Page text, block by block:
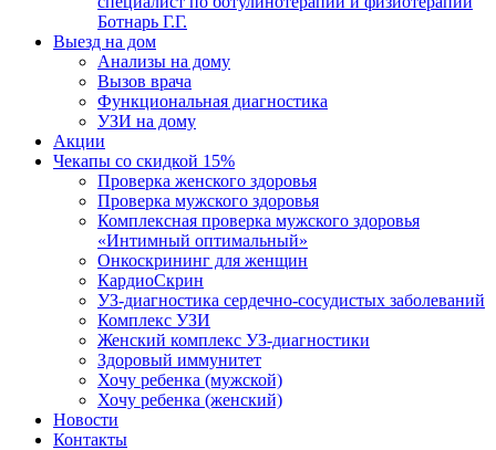
Ботнарь Г.Г.
Выезд на дом
Анализы на дому
Вызов врача
Функциональная диагностика
УЗИ на дому
Акции
Чекапы со скидкой 15%
Проверка женского здоровья
Проверка мужского здоровья
Комплексная проверка мужского здоровья
«Интимный оптимальный»
Онкоcкрининг для женщин
КардиоСкрин
УЗ-диагностика сердечно-сосудистых заболеваний
Комплекс УЗИ
Женский комплекс УЗ-диагностики
Здоровый иммунитет
Хочу ребенка (мужской)
Хочу ребенка (женский)
Новости
Контакты